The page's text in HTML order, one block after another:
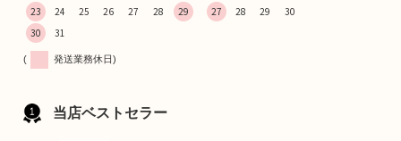
23
24 25 26 27 28
29
30
31
27
28 29 30
( 発送業務休日)
当店ベストセラー